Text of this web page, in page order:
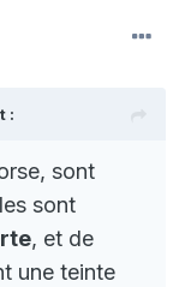
:
sont
sont
, et de
une teinte